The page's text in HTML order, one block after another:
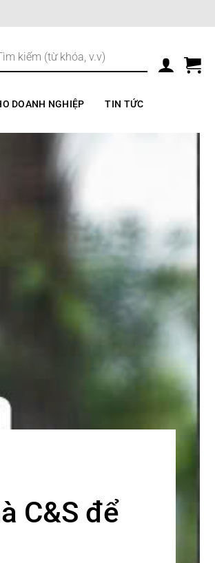
DOANH NGHIỆP TIN TỨC
C&S để